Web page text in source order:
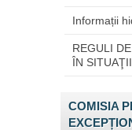
Informații
REGULI
ÎN
COMISIA